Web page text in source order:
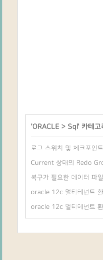
'ORACLE > Sql ' 카테고
로그 스위치 및 체크포인
Current 상태의 Redo
복구가 필요한 데이터 파
oracle 12c 멀티테넌트
oracle 12c 멀티테넌트